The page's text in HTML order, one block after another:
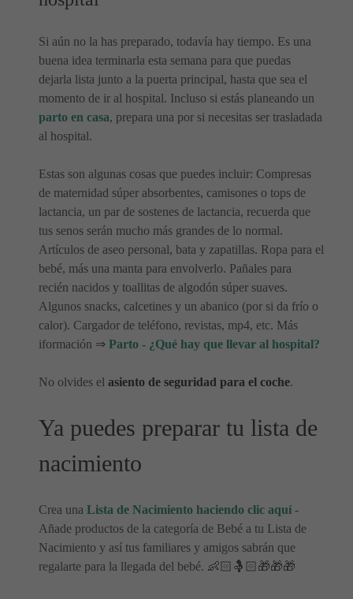
Si aún no la has preparado, todavía hay tiempo. Es una
buena idea terminarla esta semana para que puedas
dejarla lista junto a la puerta principal, hasta que sea el
momento de ir al hospital. Incluso si estás planeando un
parto en casa, prepara una por si necesitas ser trasladada
al hospital.
Estas son algunas cosas que puedes incluir: Compresas
de maternidad súper absorbentes, camisones o tops de
lactancia, un par de sostenes de lactancia, recuerda que
tus senos serán mucho más grandes de lo normal.
Artículos de aseo personal, bata y zapatillas. Ropa para el
bebé, más una manta para envolverlo. Pañales para
recién nacidos y toallitas de algodón súper suaves.
Algunos snacks, calcetines y un abanico (por si da frío o
calor). Cargador de teléfono, revistas, mp4, etc. Más
iformación ⇒ Parto - ¿Qué hay que llevar al hospital?
No olvides el asiento de seguridad para el coche.
Ya puedes preparar tu lista de
nacimiento
Crea una Lista de Nacimiento haciendo clic aquí -
Añade productos de la categoría de Bebé a tu Lista de
Nacimiento y así tus familiares y amigos sabrán que
regalarte para la llegada del bebé. 👶🏻🤱🏻🎁🎁🎁